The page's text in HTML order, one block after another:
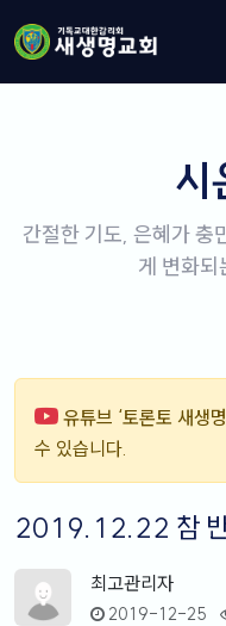
시
간절한 기도, 은혜가 충
게 변화
유튜브 ‘토론토 새생
수 있습니다.
2019.12.22 참 반
최고관리자
2019-12-25